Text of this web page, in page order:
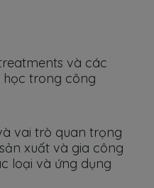
và các
học trong công
vai trò quan trọng
xuất và gia công
loại và ứng dụng